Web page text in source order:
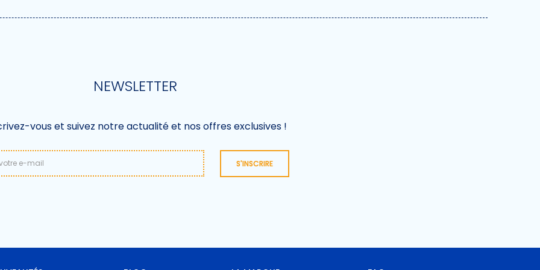
NEWSLETTER
vous et suivez notre actualité et nos offres exclusives !
S'INSCRIRE